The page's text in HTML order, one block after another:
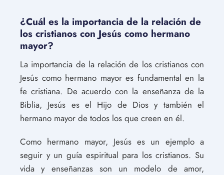
¿Cuál es la importancia de la relación de
los cristianos con Jesús como hermano
mayor?
La importancia de la relación de los cristianos con
Jesús como hermano mayor es fundamental en la
fe cristiana. De acuerdo con la enseñanza de la
Biblia, Jesús es el Hijo de Dios y también el
hermano mayor de todos los que creen en él.
Como hermano mayor, Jesús es un ejemplo a
seguir y un guía espiritual para los cristianos. Su
vida y enseñanzas son un modelo de amor,